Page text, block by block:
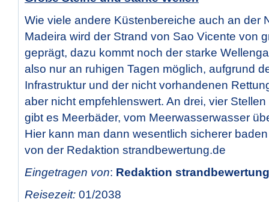
Wie viele andere Küstenbereiche auch an der
Madeira wird der Strand von Sao Vicente von
geprägt, dazu kommt noch der starke
also nur an ruhigen Tagen möglich, aufgrund
Infrastruktur und der nicht vorhandenen
aber nicht empfehlenswert. An drei, vier
gibt es Meerbäder, vom Meerwasserwasser
Hier kann man dann wesentlich sicherer
von der Redaktion strandbewertung.de
Eingetragen von: Redaktion
Reisezeit: 01/2038